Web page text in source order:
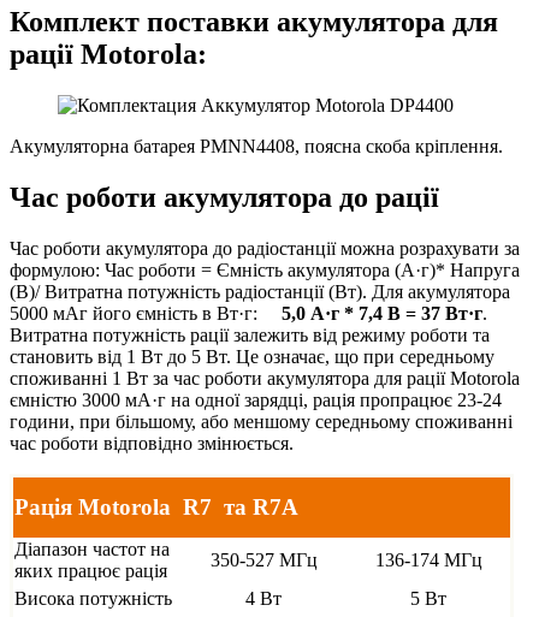
Комплект поставки акумулятора для
рації Motorola:
Акумуляторна батарея PMNN4408, поясна скоба кріплення.
Час роботи акумулятора до рації
Час роботи акумулятора до радіостанції можна розрахувати за
формулою: Час роботи = Ємність акумулятора (А·г)* Напруга
(В)/ Витратна потужність радіостанції (Вт). Для акумулятора
5000 мАг його ємність в Вт·г: 5,0 А·г * 7,4 В = 37 Вт·г.
Витратна потужність рації залежить від режиму роботи та
становить від 1 Вт до 5 Вт. Це означає, що при середньому
споживанні 1 Вт за час роботи акумулятора для рації Motorola
ємністю 3000 мА·г на одної зарядці, рація пропрацює 23-24
години, при більшому, або меншому середньому споживанні
час роботи відповідно змінюється.
Рація Motorola R7 та R7A
Діапазон частот на
яких працює рація
350-527 МГц
136-174 МГц
Висока потужність
4 Вт
5 Вт